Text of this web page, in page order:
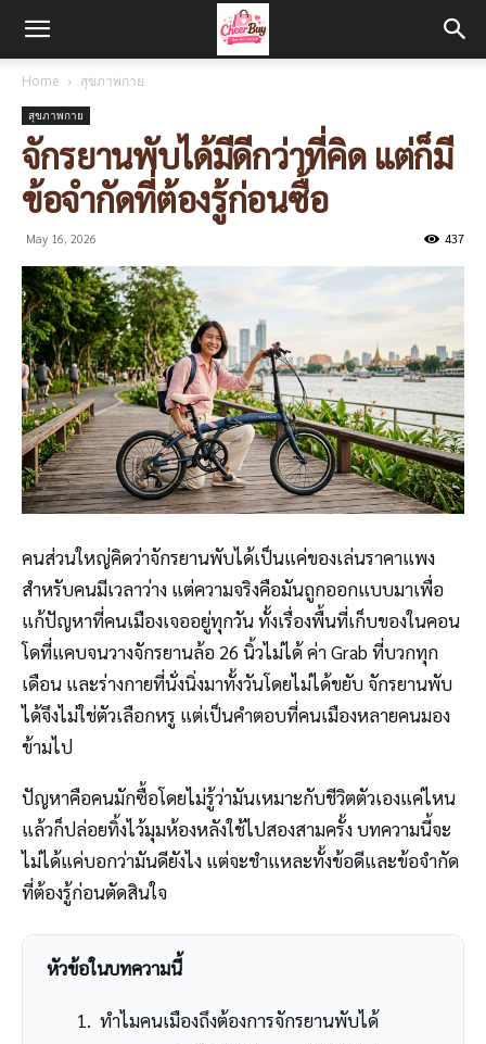
Home สุขภาพกาย
สุขภาพกาย
จักรยานพับได้มีดีกว่าที่คิด แต่ก็มี
ข้อจำกัดที่ต้องรู้ก่อนซื้อ
May 16, 2026 437
คนส่วนใหญ่คิดว่าจักรยานพับได้เป็นแค่ของเล่นราคาแพง
สำหรับคนมีเวลาว่าง แต่ความจริงคือมันถูกออกแบบมาเพื่อ
แก้ปัญหาที่คนเมืองเจออยู่ทุกวัน ทั้งเรื่องพื้นที่เก็บของในคอน
โดที่แคบจนวางจักรยานล้อ 26 นิ้วไม่ได้ ค่า Grab ที่บวกทุก
เดือน และร่างกายที่นั่งนิ่งมาทั้งวันโดยไม่ได้ขยับ จักรยานพับ
ได้จึงไม่ใช่ตัวเลือกหรู แต่เป็นคำตอบที่คนเมืองหลายคนมอง
ข้ามไป
ปัญหาคือคนมักซื้อโดยไม่รู้ว่ามันเหมาะกับชีวิตตัวเองแค่ไหน
แล้วก็ปล่อยทิ้งไว้มุมห้องหลังใช้ไปสองสามครั้ง บทความนี้จะ
ไม่ได้แค่บอกว่ามันดียังไง แต่จะชำแหละทั้งข้อดีและข้อจำกัด
ที่ต้องรู้ก่อนตัดสินใจ
หัวข้อในบทความนี้
ทำไมคนเมืองถึงต้องการจักรยานพับได้